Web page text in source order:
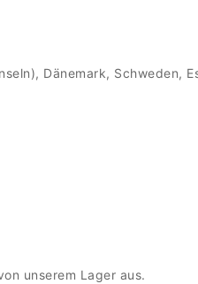
Dänemark, Schweden,
unserem Lager aus.